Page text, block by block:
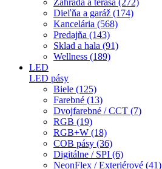
Záhrada a terasa (272)
Dieľňa a garáž (174)
Kancelária (568)
Predajňa (143)
Sklad a hala (91)
Wellness (189)
LED
LED pásy
Biele (125)
Farebné (13)
Dvojfarebné / CCT (7)
RGB (19)
RGB+W (18)
COB pásy (36)
Digitálne / SPI (6)
NeonFlex / Exteriérové (41)